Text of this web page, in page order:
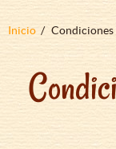
Sobrescribir
ayuda
Inicio Condiciones